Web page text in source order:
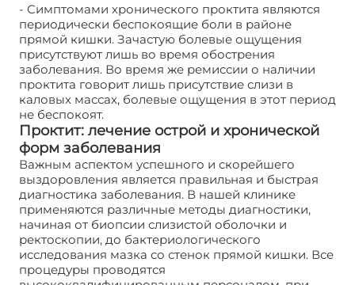
- Симптомами хронического проктита являются
периодически беспокоящие боли в районе
прямой кишки. Зачастую болевые ощущения
присутствуют лишь во время обострения
заболевания. Во время же ремиссии о наличии
проктита говорит лишь присутствие слизи в
каловых массах, болевые ощущения в этот период
не беспокоят.
Проктит: лечение острой и хронической
форм заболевания
Важным аспектом успешного и скорейшего
выздоровления является правильная и быстрая
диагностика заболевания. В нашей клинике
применяются различные методы диагностики,
начиная от биопсии слизистой оболочки и
ректоскопии, до бактериологического
исследования мазка со стенок прямой кишки. Все
процедуры проводятся